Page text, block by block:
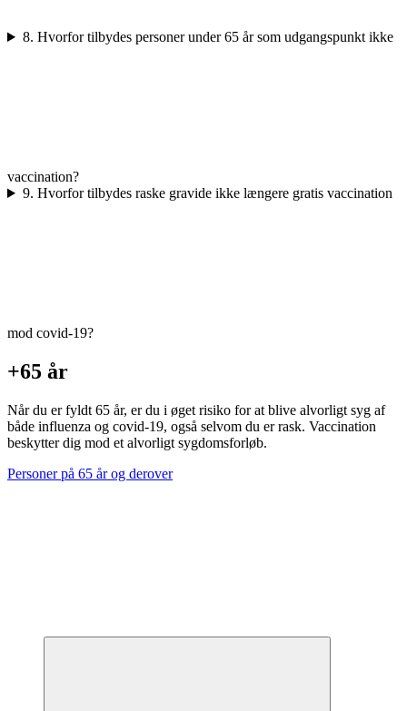
8. Hvorfor tilbydes personer under 65 år som udgangspunkt ikke
vaccination?
9. Hvorfor tilbydes raske gravide ikke længere gratis vaccination
mod covid-19?
+65 år
Når du er fyldt 65 år, er du i øget risiko for at blive alvorligt syg af
både influenza og covid-19, også selvom du er rask. Vaccination
beskytter dig mod et alvorligt sygdomsforløb.
Personer på 65 år og derover